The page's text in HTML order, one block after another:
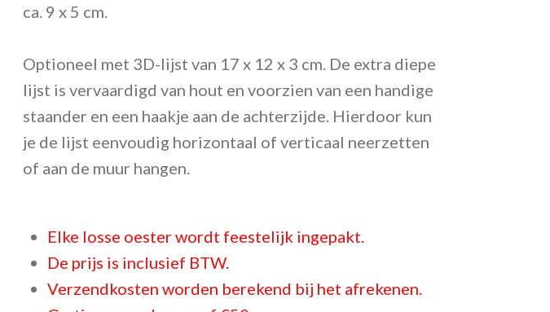
ca. 9 x 5 cm.
Optioneel met 3D-lijst van 17 x 12 x 3 cm. De extra diepe
lijst is vervaardigd van hout en voorzien van een handige
staander en een haakje aan de achterzijde. Hierdoor kun
je de lijst eenvoudig horizontaal of verticaal neerzetten
of aan de muur hangen.
Elke losse oester wordt feestelijk ingepakt.
De prijs is inclusief BTW.
Verzendkosten worden berekend bij het afrekenen.